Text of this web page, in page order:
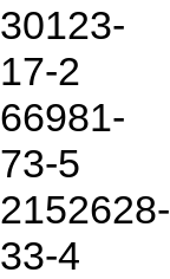
30123-
17-2
66981-
73-5
2152628-
33-4